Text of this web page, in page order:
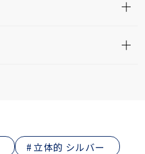
立体的 シルバー